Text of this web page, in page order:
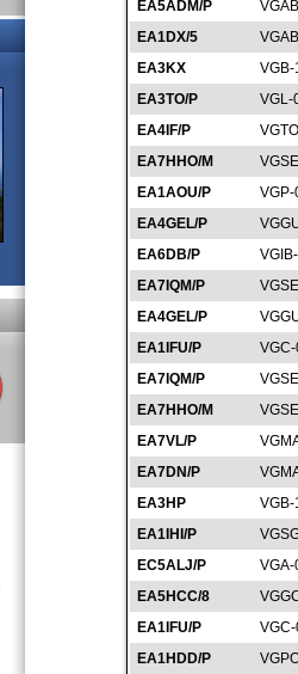
EA5ADM/P
EA1DX/5
EA3KX
EA3TO/P
VGL-
EA4IF/P
EA7HHO/M
EA1AOU/P
EA4GEL/P
EA6DB/P
EA7IQM/P
EA4GEL/P
EA1IFU/P
EA7IQM/P
EA7HHO/M
EA7VL/P
EA7DN/P
EA3HP
EA1IHI/P
EC5ALJ/P
EA5HCC/8
EA1IFU/P
EA1HDD/P